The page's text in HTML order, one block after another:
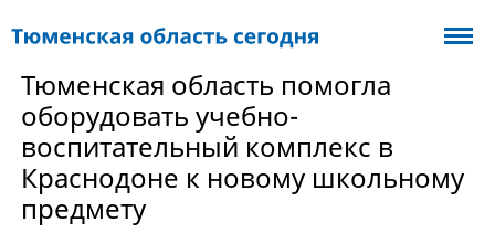
Тюменская область помогла
оборудовать учебно-
воспитательный комплекс в
Краснодоне к новому школьному
предмету